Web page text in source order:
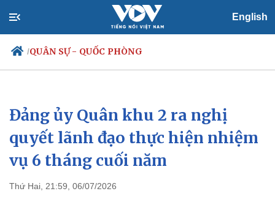
English
/QUÂN SỰ - QUỐC PHÒNG
Chính trị
Tổ chức nhân sự
Quốc hội
Nhận diện sự thật
Xã hội
Tin 24h
Dự báo thời tiết
Giáo dục
Đảng ủy Quân khu 2 ra nghị
quyết lãnh đạo thực hiện nhiệm
vụ 6 tháng cuối năm
Thứ Hai, 21:59, 06/07/2026